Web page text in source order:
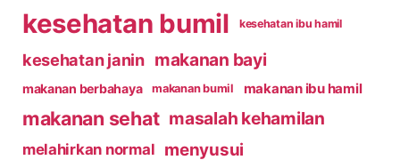
kesehatan bumil kesehatan ibu hamil
kesehatan janin makanan bayi
makanan berbahaya makanan bumil makanan ibu hamil
makanan sehat masalah kehamilan
melahirkan normal menyusui